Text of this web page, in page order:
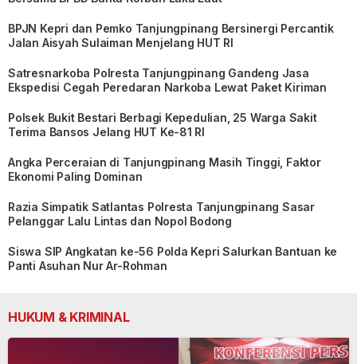
BPJN Kepri dan Pemko Tanjungpinang Bersinergi Percantik
Jalan Aisyah Sulaiman Menjelang HUT RI
Satresnarkoba Polresta Tanjungpinang Gandeng Jasa
Ekspedisi Cegah Peredaran Narkoba Lewat Paket Kiriman
Polsek Bukit Bestari Berbagi Kepedulian, 25 Warga Sakit
Terima Bansos Jelang HUT Ke-81 RI
Angka Perceraian di Tanjungpinang Masih Tinggi, Faktor
Ekonomi Paling Dominan
Razia Simpatik Satlantas Polresta Tanjungpinang Sasar
Pelanggar Lalu Lintas dan Nopol Bodong
Siswa SIP Angkatan ke-56 Polda Kepri Salurkan Bantuan ke
Panti Asuhan Nur Ar-Rohman
HUKUM & KRIMINAL